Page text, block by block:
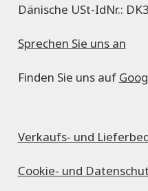
Dänische USt-IdNr.:
Sprechen Sie uns an
Finden Sie uns auf
Verkaufs- und
Cookie- und